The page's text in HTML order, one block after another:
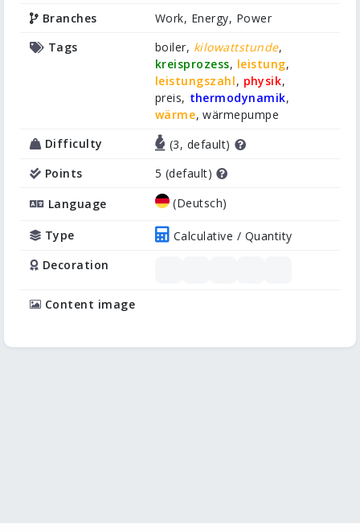
Branches
Work, Energy, Power
Tags
boiler, kilowattstunde,
kreisprozess, leistung,
leistungszahl, physik,
preis, thermodynamik,
wärme, wärmepumpe
Difficulty
(3, default)
Points
5 (default)
Language
(Deutsch)
Type
Calculative / Quantity
Decoration
Content image